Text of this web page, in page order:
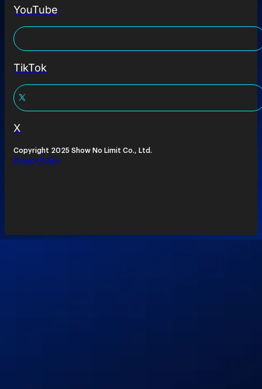
YouTube
TikTok
X
Copyright 2025 Show No Limit Co., Ltd.
Privacy Policy